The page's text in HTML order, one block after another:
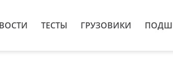
ТЕСТЫ ГРУЗОВИКИ